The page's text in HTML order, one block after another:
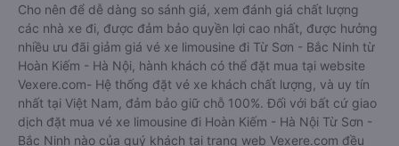
Cho nên để dễ dàng so sánh giá, xem đánh giá chất lượng
các nhà xe đi, được đảm bảo quyền lợi cao nhất, được hưởng
nhiều ưu đãi giảm giá vé xe limousine đi Từ Sơn - Bắc Ninh từ
Hoàn Kiếm - Hà Nội, hành khách có thể đặt mua tại website
Vexere.com- Hệ thống đặt vé xe khách chất lượng, và uy tín
nhất tại Việt Nam, đảm bảo giữ chỗ 100%. Đối với bất cứ giao
dịch đặt mua vé xe limousine đi Hoàn Kiếm - Hà Nội Từ Sơn -
Bắc Ninh nào của quý khách tại trang web Vexere.com đều